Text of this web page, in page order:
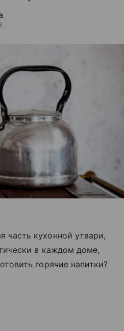
часть кухонной утвари,
в каждом доме,
горячие напитки?